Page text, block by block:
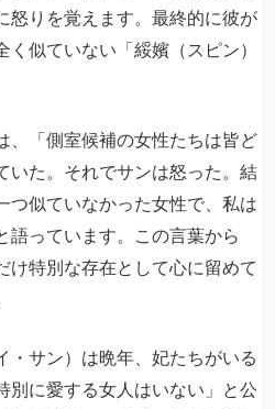
怒りを覚えます。最終的に彼が
似ていない「綏嬪（スピン）
、「側室候補の女性たちは皆ど
いた。それでサンは怒った。結
つ似ていなかった女性で、私は
語っています。この言葉から
け特別な存在として心に留めて
・サン）は晩年、妃たちがいる
別に愛する女人はいない」と公